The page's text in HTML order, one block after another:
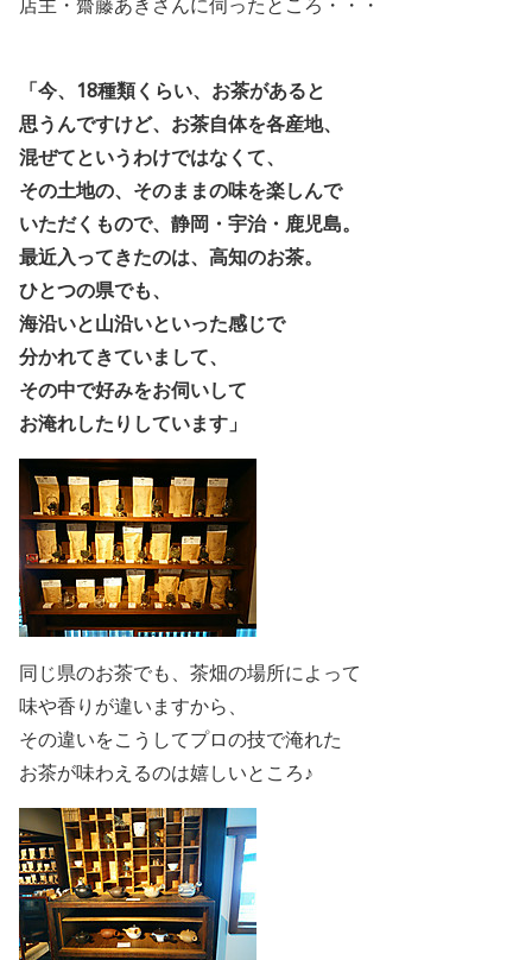
「今、18種類くらい、お茶があると
思うんですけど、お茶自体を各産地、
混ぜてというわけではなくて、
その土地の、そのままの味を楽しんで
いただくもので、静岡・宇治・鹿児島。
最近入ってきたのは、高知のお茶。
ひとつの県でも、
海沿いと山沿いといった感じで
分かれてきていまして、
その中で好みをお伺いして
お淹れしたりしています」
同じ県のお茶でも、茶畑の場所によって
味や香りが違いますから、
その違いをこうしてプロの技で淹れた
お茶が味わえるのは嬉しいところ♪